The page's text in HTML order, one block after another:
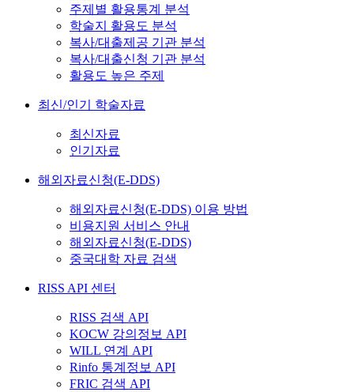
주제별 활용통계 분석
학술지 활용도 분석
복사/대출제공 기관 분석
복사/대출신청 기관 분석
활용도 높은 주제
최신/인기 학술자료
최신자료
인기자료
해외자료신청(E-DDS)
해외자료신청(E-DDS) 이용 방법
비용지원 서비스 안내
해외자료신청(E-DDS)
중국대학 자료 검색
RISS API 센터
RISS 검색 API
KOCW 강의정보 API
WILL 연계 API
Rinfo 통계정보 API
FRIC 검색 API